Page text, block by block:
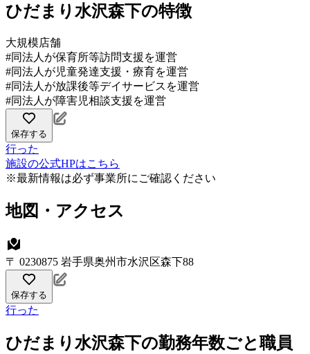
ひだまり水沢森下の特徴
大規模店舗
#同法人が保育所等訪問支援を運営
#同法人が児童発達支援・療育を運営
#同法人が放課後等デイサービスを運営
#同法人が障害児相談支援を運営
保存する
行った
施設の公式HPはこちら
※最新情報は必ず事業所にご確認ください
地図・アクセス
〒 0230875 岩手県奥州市水沢区森下88
保存する
行った
ひだまり水沢森下の勤務年数ごと職員